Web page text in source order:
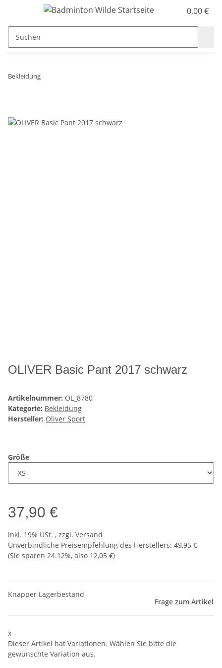
0,00 €
Bekleidung
OLIVER Basic Pant 2017 schwarz
Artikelnummer: OL_8780
Kategorie: Bekleidung
Hersteller: Oliver Sport
Größe
37,90 €
inkl. 19% USt. , zzgl. Versand
Unverbindliche Preisempfehlung des Herstellers: 49,95 €
(Sie sparen 24.12%, also 12,05 €)
Knapper Lagerbestand
Frage zum Artikel
x
Dieser Artikel hat Variationen. Wählen Sie bitte die
gewünschte Variation aus.